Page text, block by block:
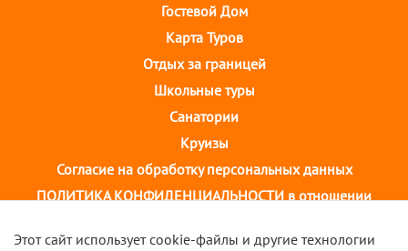
Гостевой Дом
Карта Туров
Отдых за границей
Школьные туры
Санатории
Круизы
Согласие на обработку персональных данных
ПОЛИТИКА КОНФИДЕНЦИАЛЬНОСТИ в отношении
Этот сайт использует cookie-файлы и другие технологии